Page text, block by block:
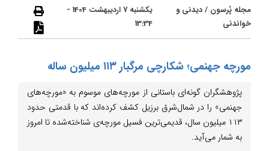
مجله پُرسون /دیدنی و
خواندنی
یکشنبه 7 اردیبهشت 1404 -
13:34
مورچه جهنمی؛ شکارچی مرگبار ۱۱۳ میلیون ساله
پژوهشگران گونه‌ای باستانی از مورچه‌های موسوم به «مورچه‌های
جهنمی» را در شمال‌شرق برزیل کشف کرده‌اند که با قدمتی حدود
۱۱۳ میلیون سال، قدیمی‌ترین فسیل مورچه‌ی شناخته‌شده تا امروز
به شمار می‌آید.